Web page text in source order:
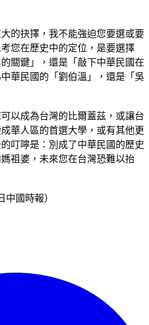
的抉擇，我不能強迫您要選或要
您在歷史中的定位，是要選擇
關鍵」，還是「敲下中華民國在
華民國的「劉伯溫」，還是「吳
以成為台灣的比爾蓋茲，或讓台
華人區的首選大學，或有其他更
叮嚀是：別成了中華民國的歷史
祖婆，未來您在台灣恐難以抬
中國時報）